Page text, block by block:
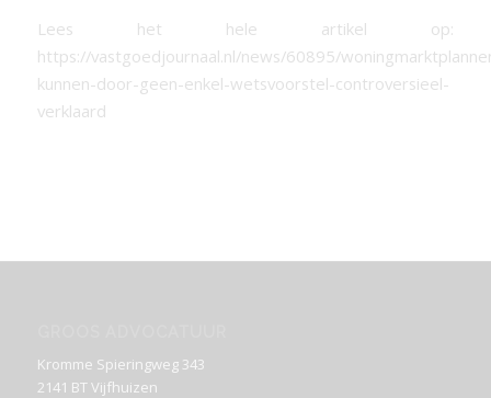
Lees het hele artikel op:
https://vastgoedjournaal.nl/news/60895/
kunnen-door-geen-enkel-wetsvoorstel-controversieel-
verklaard
Kromme Spieringweg 343
2141 BT Vijfhuizen